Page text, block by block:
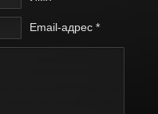
Email-адрес *